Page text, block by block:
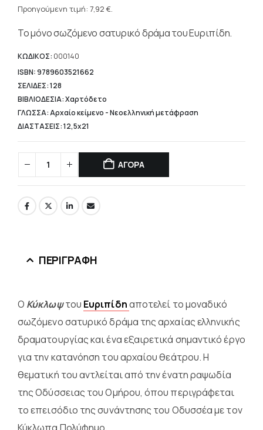
9,90 €.
τρέχουσα
είναι:
Προηγούμενη τιμή: 7,92 €.
Το μόνο σωζόμενο σατυρικό δράμα του Ευριπίδη.
ΚΩΔΙΚΟΣ: 000140
ISBN: 9789603521662
ΣΕΛΙΔΕΣ: 128
ΒΙΒΛΙΟΔΕΣΙΑ: Χαρτόδετο
ΓΛΩΣΣΑ: Αρχαίο κείμενο - Νεοελληνική μετάφραση
ΔΙΑΣΤΑΣΕΙΣ: 12,5x21
ΑΓΟΡΑ
ΠΕΡΙΓΡΑΦΉ
Ο Κύκλωψτου Ευριπίδηαποτελεί το μοναδικό
σωζόμενο σατυρικό δράμα της αρχαίας ελληνικής
δραματουργίας και ένα εξαιρετικά σημαντικό έργο
για την κατανόηση του αρχαίου θεάτρου. Η
θεματική του αντλείται από την ένατη ραψωδία
της Οδύσσειας του Ομήρου, όπου περιγράφεται
το επεισόδιο της συνάντησης του Οδυσσέα με τον